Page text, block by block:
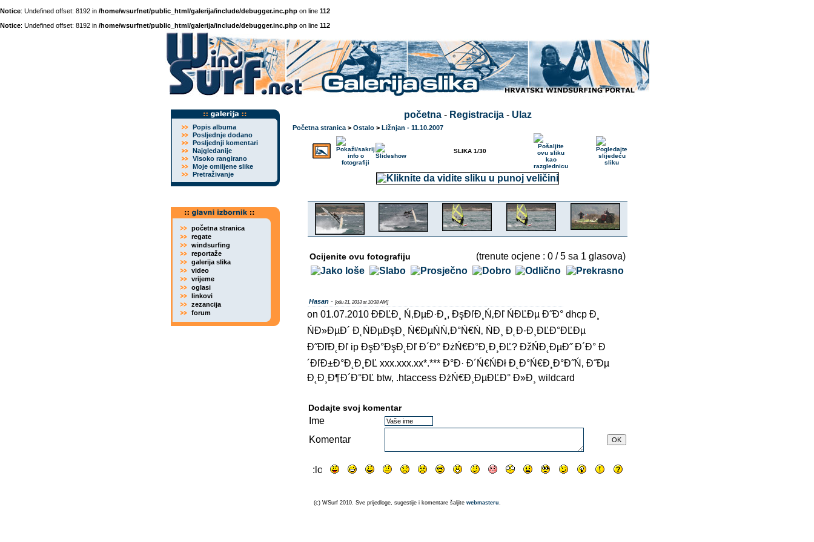
Notice: Undefined offset: 8192 in /home/wsurfnet/public_html/galerija/include/debugger.inc.php on line 112
Notice: Undefined offset: 8192 in /home/wsurfnet/public_html/galerija/include/debugger.inc.php on line 112
Popis albuma
Posljednje dodano
Posljednji komentari
Najgledanije
Visoko rangirano
Moje omiljene slike
Pretraživanje
početna stranica
regate
windsurfing
reportaže
galerija slika
video
vrijeme
oglasi
linkovi
zezancija
forum
početna- Registracija- Ulaz
Početna stranica > Ostalo > Ližnjan - 11.10.2007
SLIKA 1/30
Ocijenite ovu fotografiju (trenute ocjene : 0 / 5 sa 1 glasova)
Hasan - [oűu 21, 2013 at 10:38 AM]
on 01.07.2010 ĐĐĽĐ¸ Ń‚ĐµĐ·Đ¸, ĐşĐľĐ¸Ń‚Đľ ŃĐĽĐµ Đ˝Đ° dhcp Đ¸
ŃĐ»ĐµĐ´ Đ˛ŃĐµĐşĐ¸ Ń€ĐµŃŃ‚Đ°Ń€Ń‚ ŃĐ¸ Đ˛Đ·Đ¸ĐĽĐ°ĐĽĐµ
Đ˝ĐľĐ˛Đľ ip ĐşĐ°ĐşĐ˛Đľ Đ´Đ° ĐżŃ€Đ°Đ˛Đ¸ĐĽ? ĐžŃĐ˛ĐµĐ˝ Đ´Đ° Đ
´ĐľĐ±Đ°Đ˛Đ¸ĐĽ xxx.xxx.xx*.*** Đ°Đ· Đ´Ń€ŃĐł Đ˛Đ°Ń€Đ¸Đ°Đ˝Ń‚ Đ˝Đµ
Đ˛Đ¸Đ¶Đ´Đ°ĐĽ btw, .htaccess ĐżŃ€Đ¸ĐµĐĽĐ° Đ»Đ¸ wildcard
Dodajte svoj komentar
Ime
Komentar
(c) WSurf 2010. Sve prijedloge, sugestije i komentare šaljite webmasteru